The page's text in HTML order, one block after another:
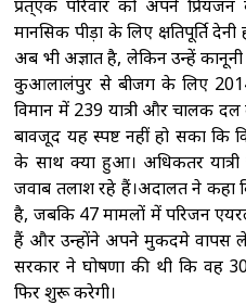
प्रत्एक परिवार को अपने
मानसिक पीड़ा के लिए क्षतिपूर्ति
अब भी अज्ञात है, लेकिन उन्हें
कुआलालंपुर से बीजिंग के लिए
विमान में 239 यात्री और चालक
बावजूद यह स्पष्ट नहीं हो सका कि
के साथ क्या हुआ। अधिकतर
जवाब तलाश रहे हैं।अदालत ने कहा
है, जबकि 47 मामलों में परिजन
हैं और उन्होंने अपने मुकदमे वापस ले
सरकार ने घोषणा की थी कि वह
फिर शुरू करेगी।